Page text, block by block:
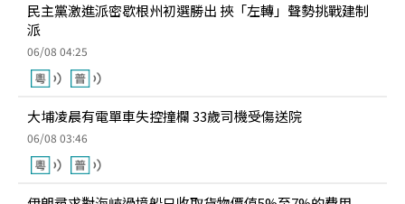
民主黨激進派密歇根州初選勝出 挾「左轉」聲勢挑戰建制
派
06/08 04:25
大埔凌晨有電單車失控撞欄 33歲司機受傷送院
06/08 03:46